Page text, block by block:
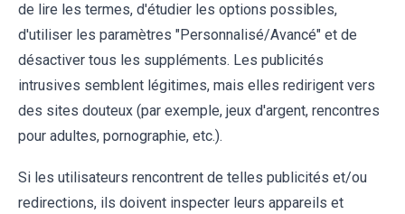
de lire les termes, d'étudier les options possibles,
d'utiliser les paramètres "Personnalisé/Avancé" et de
désactiver tous les suppléments. Les publicités
intrusives semblent légitimes, mais elles redirigent vers
des sites douteux (par exemple, jeux d'argent, rencontres
pour adultes, pornographie, etc.).
Si les utilisateurs rencontrent de telles publicités et/ou
redirections, ils doivent inspecter leurs appareils et